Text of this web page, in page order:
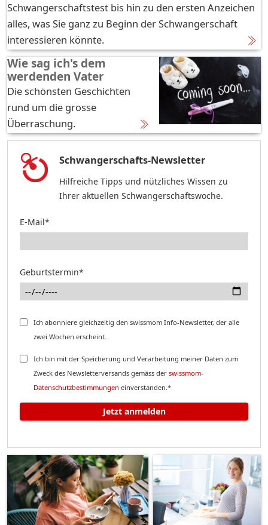
Schwangerschaftstest bis hin zu den ersten Anzeichen
alles, was Sie ganz zu Beginn der Schwangerschaft
interessieren könnte.
Wie sag ich's dem
werdenden Vater
Die schönsten Geschichten
rund um die grosse
Überraschung.
Schwangerschafts-Newsletter
Hilfreiche Tipps und nützliches Wissen zu
Ihrer aktuellen Schwangerschaftswoche.
E-Mail*
Geburtstermin*
Ich abonniere gleichzeitig den swissmom Info-Newsletter, der alle
zwei Wochen erscheint.
Ich bin mit der Speicherung und Verarbeitung meiner Daten zum
Zweck des Newsletterversands gemäss der swissmom-
Datenschutzbestimmungen einverstanden.*
Jetzt anmelden